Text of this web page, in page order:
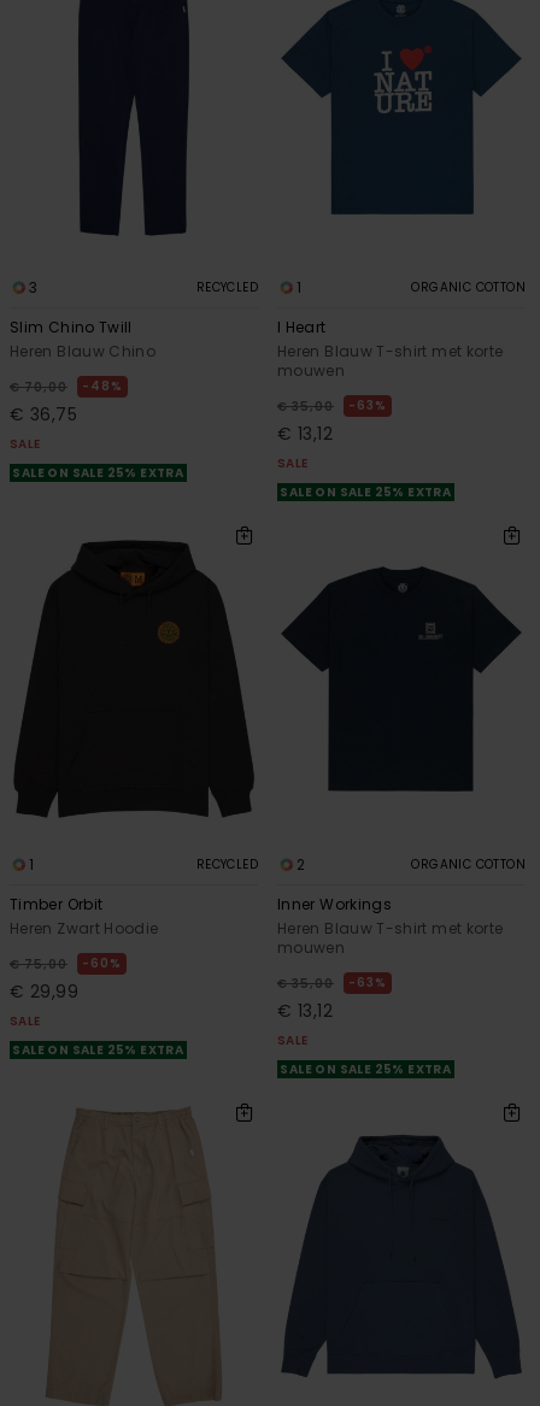
3 RECYCLED
Slim Chino Twill
Heren Blauw Chino
€ 70,00 48%
€ 36,75
SALE
SALE ON SALE 25% EXTRA
1 ORGANIC COTTON
I Heart
Heren Blauw T-shirt met korte
mouwen
€ 35,00 63%
€ 13,12
SALE
SALE ON SALE 25% EXTRA
1 RECYCLED
Timber Orbit
Heren Zwart Hoodie
€ 75,00 60%
€ 29,99
SALE
SALE ON SALE 25% EXTRA
2 ORGANIC COTTON
Inner Workings
Heren Blauw T-shirt met korte
mouwen
€ 35,00 63%
€ 13,12
SALE
SALE ON SALE 25% EXTRA